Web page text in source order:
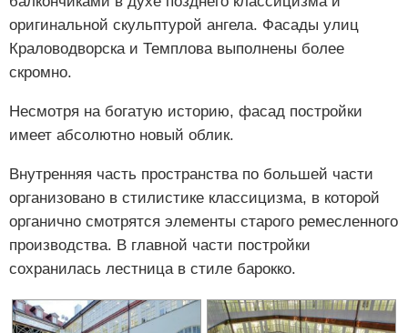
оригинальной скульптурой ангела. Фасады улиц
Краловодворска и Темплова выполнены более
скромно.
Несмотря на богатую историю, фасад постройки
имеет абсолютно новый облик.
Внутренняя часть пространства по большей части
организовано в стилистике классицизма, в которой
органично смотрятся элементы старого ремесленного
производства. В главной части постройки
сохранилась лестница в стиле барокко.